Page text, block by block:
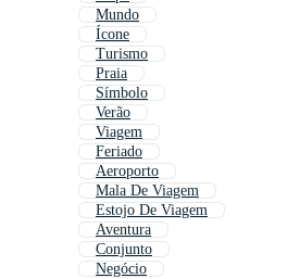
Mundo
Ícone
Turismo
Praia
Símbolo
Verão
Viagem
Feriado
Aeroporto
Mala De Viagem
Estojo De Viagem
Aventura
Conjunto
Negócio